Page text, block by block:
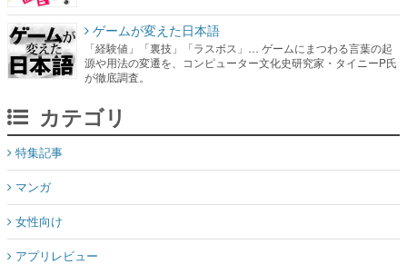
ゲームが変えた日本語
「経験値」「裏技」「ラスボス」… ゲームにまつわる言葉の起
源や用法の変遷を、コンピューター文化史研究家・タイニーP氏
が徹底調査。
カテゴリ
特集記事
マンガ
女性向け
アプリレビュー